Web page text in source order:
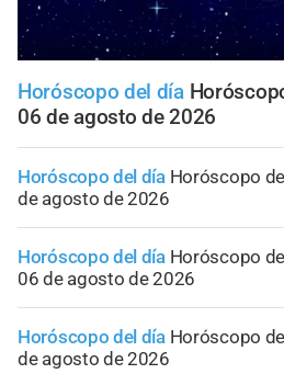
Horóscopo del día
06 de agosto de 2026
Horóscopo del día Horóscopo
de agosto de 2026
Horóscopo del día Horóscopo
06 de agosto de 2026
Horóscopo del día Horóscopo
de agosto de 2026